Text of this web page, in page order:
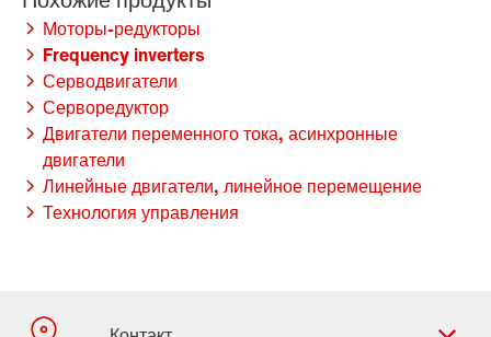
Моторы-редукторы
Frequency inverters
Серводвигатели
Серворедуктор
Двигатели переменного тока, асинхронные
двигатели
Линейные двигатели, линейное перемещение
Технология управления